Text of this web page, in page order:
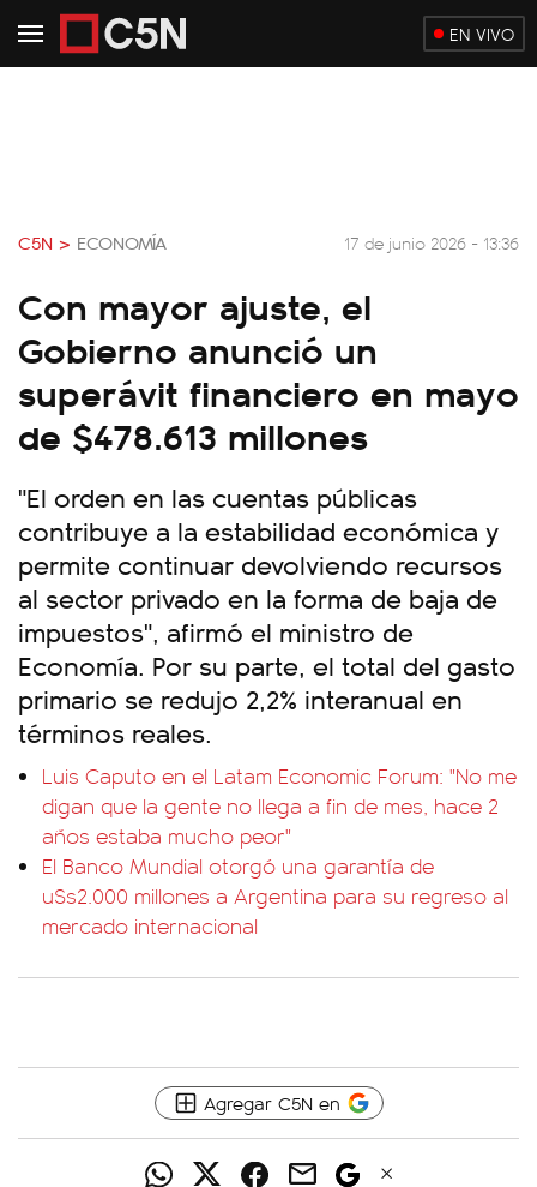
EN VIVO
C5N > ECONOMÍA 17 de junio 2026 - 13:36
Con mayor ajuste, el
Gobierno anunció un
superávit financiero en mayo
de $478.613 millones
"El orden en las cuentas públicas
contribuye a la estabilidad económica y
permite continuar devolviendo recursos
al sector privado en la forma de baja de
impuestos", afirmó el ministro de
Economía. Por su parte, el total del gasto
primario se redujo 2,2% interanual en
términos reales.
Luis Caputo en el Latam Economic Forum: "No me
digan que la gente no llega a fin de mes, hace 2
años estaba mucho peor"
El Banco Mundial otorgó una garantía de
u$s2.000 millones a Argentina para su regreso al
mercado internacional
Agregar C5N en